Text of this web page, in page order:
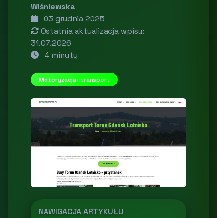
Wiśniewska
03 grudnia 2025
Ostatnia aktualizacja wpisu:
31.07.2026
4 minuty
Motoryzacja i transport
NAWIGACJA ARTYKUŁU